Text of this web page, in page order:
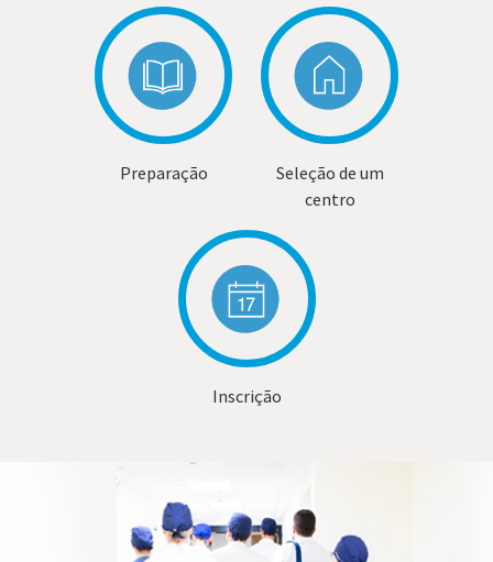
Preparação
Seleção de um
centro
Inscrição